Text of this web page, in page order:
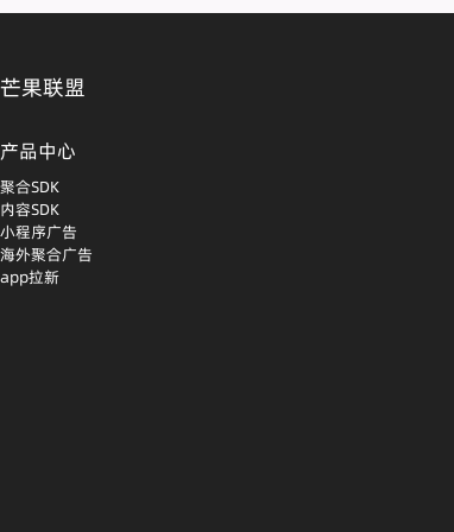
芒果联盟
产品中心
聚合SDK
内容SDK
小程序广告
海外聚合广告
app拉新